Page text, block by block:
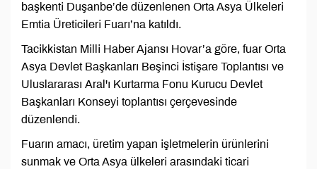
başkenti Duşanbe’de düzenlenen Orta Asya Ülkeleri
Emtia Üreticileri Fuarı’na katıldı.
Tacikkistan Milli Haber Ajansı Hovar’a göre, fuar Orta
Asya Devlet Başkanları Beşinci İstişare Toplantısı ve
Uluslararası Aral'ı Kurtarma Fonu Kurucu Devlet
Başkanları Konseyi toplantısı çerçevesinde
düzenlendi.
Fuarın amacı, üretim yapan işletmelerin ürünlerini
sunmak ve Orta Asya ülkeleri arasındaki ticari